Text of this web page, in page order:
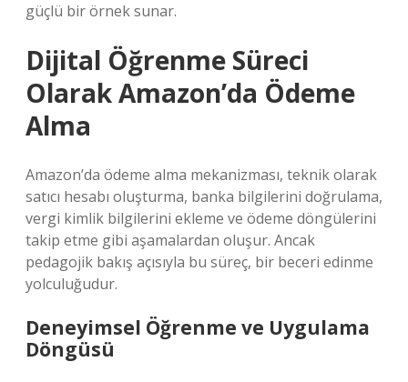
güçlü bir örnek sunar.
Dijital Öğrenme Süreci
Olarak Amazon’da Ödeme
Alma
Amazon’da ödeme alma mekanizması, teknik olarak
satıcı hesabı oluşturma, banka bilgilerini doğrulama,
vergi kimlik bilgilerini ekleme ve ödeme döngülerini
takip etme gibi aşamalardan oluşur. Ancak
pedagojik bakış açısıyla bu süreç, bir beceri edinme
yolculuğudur.
Deneyimsel Öğrenme ve Uygulama
Döngüsü